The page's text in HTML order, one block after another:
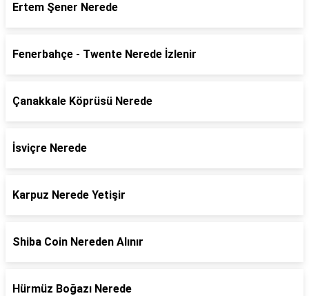
Ertem Şener Nerede
Fenerbahçe - Twente Nerede İzlenir
Çanakkale Köprüsü Nerede
İsviçre Nerede
Karpuz Nerede Yetişir
Shiba Coin Nereden Alınır
Hürmüz Boğazı Nerede